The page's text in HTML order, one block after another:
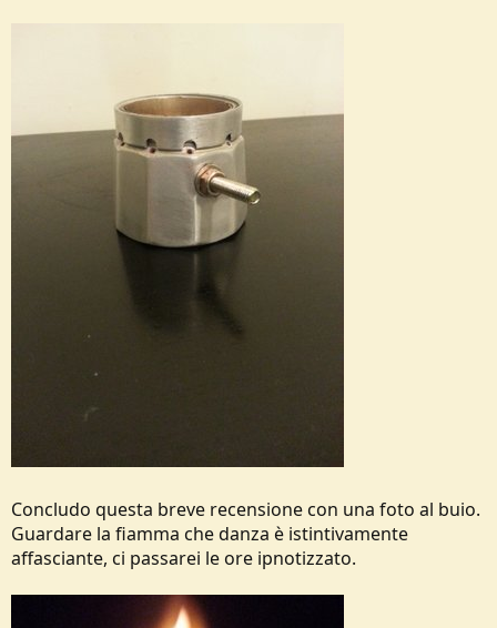
Concludo questa breve recensione con una foto al buio.
Guardare la fiamma che danza è istintivamente
affasciante, ci passarei le ore ipnotizzato.